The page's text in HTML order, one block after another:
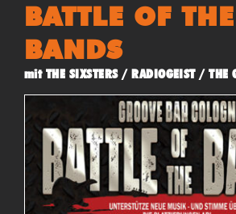
BATTLE OF THE
BANDS
mit THE SIXSTERS / RADIOGEIST / THE